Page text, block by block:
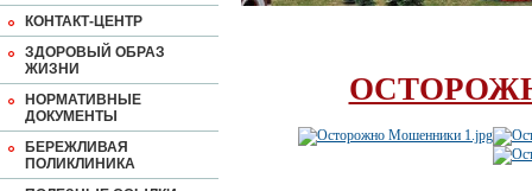
КОНТАКТ-ЦЕНТР
ЗДОРОВЫЙ ОБРАЗ
ЖИЗНИ
НОРМАТИВНЫЕ
ДОКУМЕНТЫ
БЕРЕЖЛИВАЯ
ПОЛИКЛИНИКА